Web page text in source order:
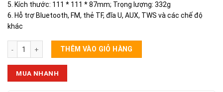
5. Kích thước: 111 * 111 * 87mm; Trọng lượng: 332g
6. Hỗ trợ Bluetooth, FM, thẻ TF, đĩa U, AUX, TWS và các chế độ
khác
Loa Bluetooth Borofone BR23 số lượng
THÊM VÀO GIỎ HÀNG
MUA NHANH